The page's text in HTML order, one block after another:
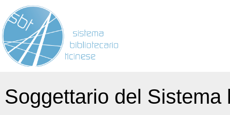
Soggettario del